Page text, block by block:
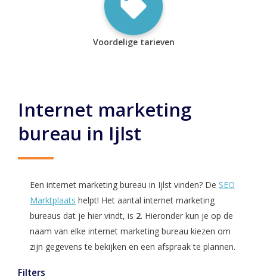
Voordelige tarieven
Internet marketing
bureau in Ijlst
Een internet marketing bureau in Ijlst vinden? De SEO
Marktplaats helpt! Het aantal internet marketing
bureaus dat je hier vindt, is 2. Hieronder kun je op de
naam van elke internet marketing bureau kiezen om
zijn gegevens te bekijken en een afspraak te plannen.
Filters